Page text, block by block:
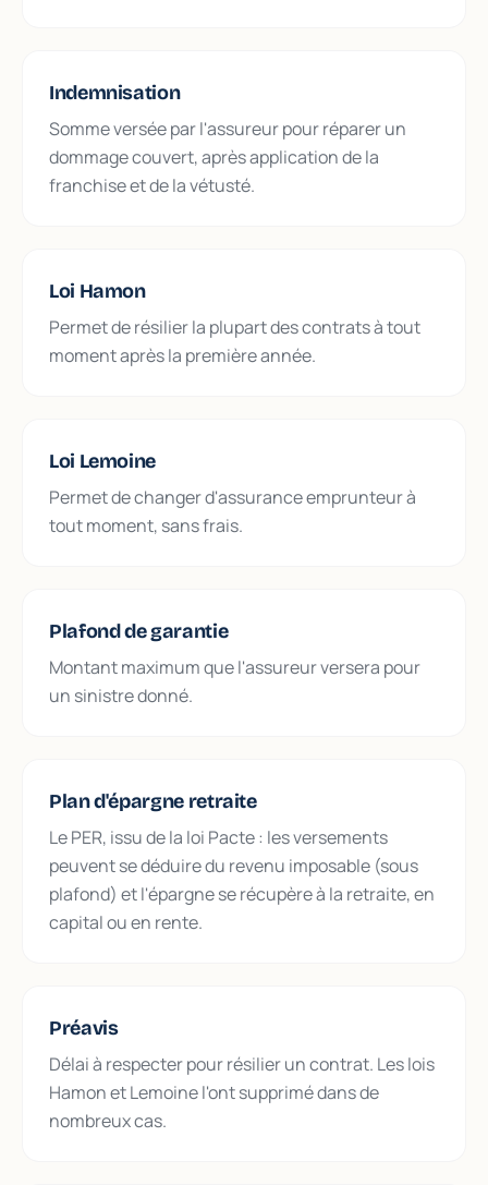
Indemnisation
Somme versée par l'assureur pour réparer un
dommage couvert, après application de la
franchise et de la vétusté.
Loi Hamon
Permet de résilier la plupart des contrats à tout
moment après la première année.
Loi Lemoine
Permet de changer d'assurance emprunteur à
tout moment, sans frais.
Plafond de garantie
Montant maximum que l'assureur versera pour
un sinistre donné.
Plan d'épargne retraite
Le PER, issu de la loi Pacte : les versements
peuvent se déduire du revenu imposable (sous
plafond) et l'épargne se récupère à la retraite, en
capital ou en rente.
Préavis
Délai à respecter pour résilier un contrat. Les lois
Hamon et Lemoine l'ont supprimé dans de
nombreux cas.